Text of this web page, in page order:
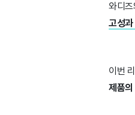
와디
고성
이번
제품